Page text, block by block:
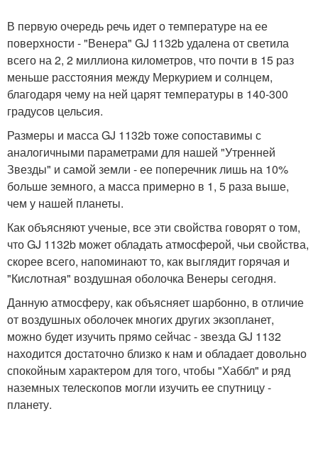
В первую очередь речь идет о температуре на ее
поверхности - "Венера" GJ 1132b удалена от светила
всего на 2, 2 миллиона километров, что почти в 15 раз
меньше расстояния между Меркурием и солнцем,
благодаря чему на ней царят температуры в 140-300
градусов цельсия.
Размеры и масса GJ 1132b тоже сопоставимы с
аналогичными параметрами для нашей "Утренней
Звезды" и самой земли - ее поперечник лишь на 10%
больше земного, а масса примерно в 1, 5 раза выше,
чем у нашей планеты.
Как объясняют ученые, все эти свойства говорят о том,
что GJ 1132b может обладать атмосферой, чьи свойства,
скорее всего, напоминают то, как выглядит горячая и
"Кислотная" воздушная оболочка Венеры сегодня.
Данную атмосферу, как объясняет шарбонно, в отличие
от воздушных оболочек многих других экзопланет,
можно будет изучить прямо сейчас - звезда GJ 1132
находится достаточно близко к нам и обладает довольно
спокойным характером для того, чтобы "Хаббл" и ряд
наземных телескопов могли изучить ее спутницу -
планету.